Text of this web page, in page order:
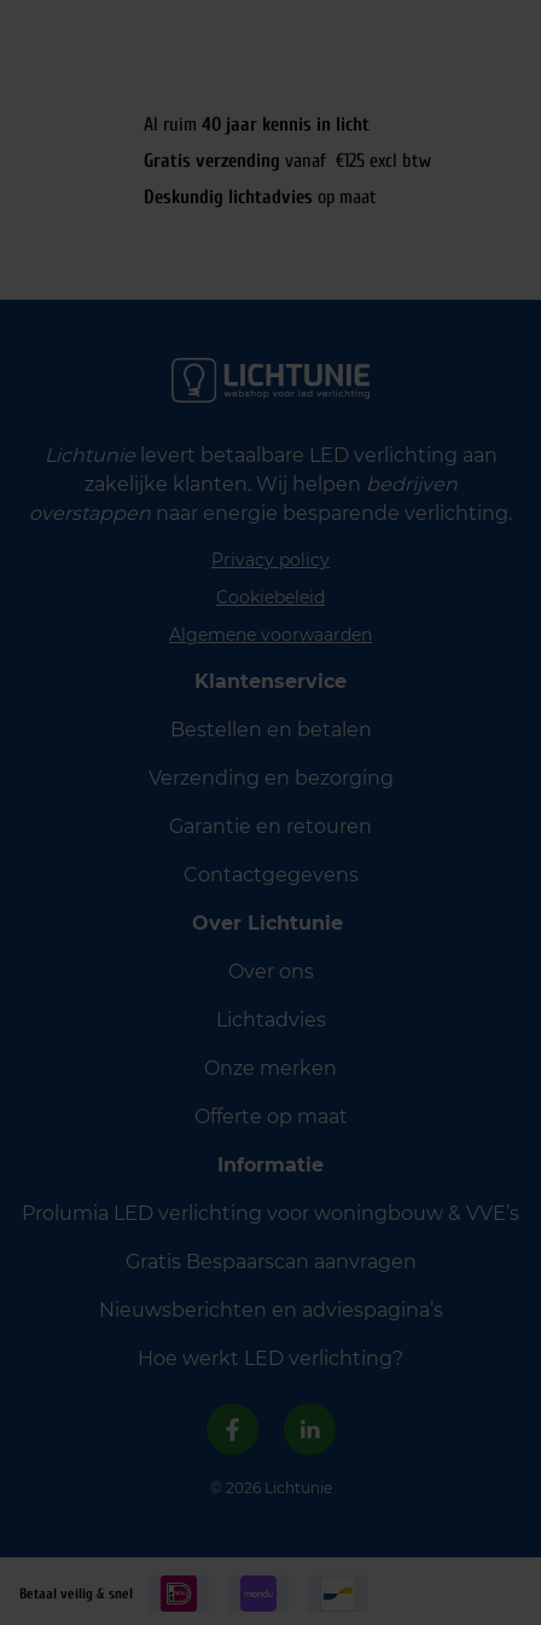
Al ruim 40 jaar kennis in licht
Gratis verzending vanaf €125 excl btw
Deskundig lichtadvies op maat
Lichtunielevert betaalbare LED verlichting aan
zakelijke klanten. Wij helpen bedrijven
overstappen naar energie besparende verlichting.
Privacy policy
Cookiebeleid
Algemene voorwaarden
Klantenservice
Bestellen en betalen
Verzending en bezorging
Garantie en retouren
Contactgegevens
Over Lichtunie
Over ons
Lichtadvies
Onze merken
Offerte op maat
Informatie
Prolumia LED verlichting voor woningbouw & VVE’s
Gratis Bespaarscan aanvragen
Nieuwsberichten en adviespagina’s
Hoe werkt LED verlichting?
© 2026 Lichtunie
Betaal veilig & snel